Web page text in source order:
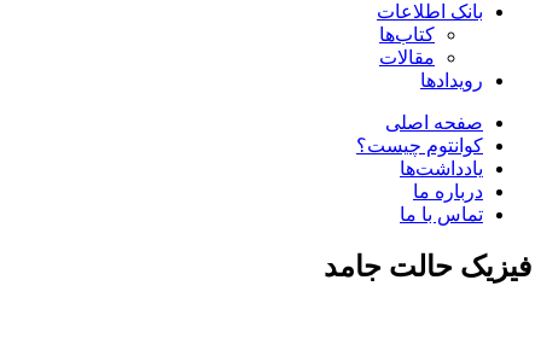
بانک اطلاعات
کتاب‌ها
مقالات
رویدادها
صفحه اصلی
کوانتوم چیست؟
یادداشت‌ها
درباره ما
تماس با ما
فیزیک حالت جامد